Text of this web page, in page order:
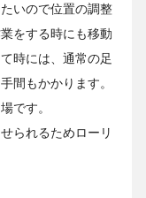
いので位置の調整
をする時にも移動
時には、通常の足
間もかかります。
です。
られるためローリ